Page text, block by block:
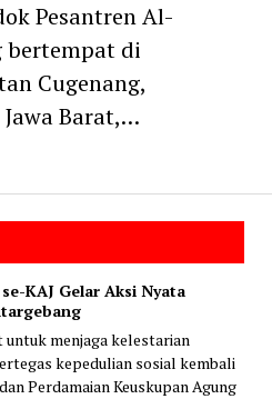
KAJ Gelar Aksi Nyata
untuk menjaga kelestarian
kepedulian sosial kembali
Perdamaian Keuskupan Agung
Pesantren Al-
bertempat di
Cugenang,
Barat,…